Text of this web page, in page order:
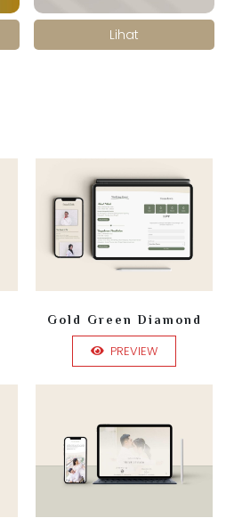
.
Lihat
Gold Green Diamond
PREVIEW